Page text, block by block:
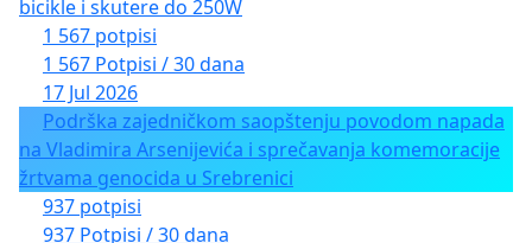
bicikle i skutere do 250W
1 567 potpisi
1 567 Potpisi / 30 dana
17 Jul 2026
Podrška zajedničkom saopštenju povodom napada
na Vladimira Arsenijevića i sprečavanja komemoracije
žrtvama genocida u Srebrenici
937 potpisi
937 Potpisi / 30 dana